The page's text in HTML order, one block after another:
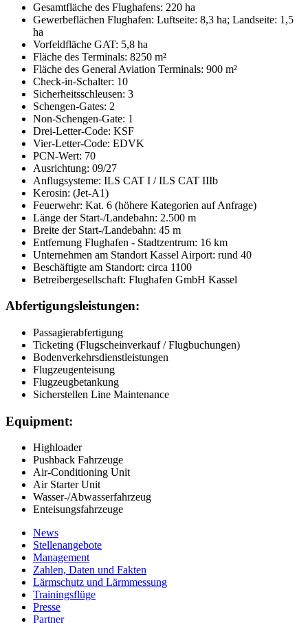
Gesamtfläche des Flughafens: 220 ha
Gewerbeflächen Flughafen: Luftseite: 8,3 ha; Landseite: 1,5
ha
Vorfeldfläche GAT: 5,8 ha
Fläche des Terminals: 8250 m²
Fläche des General Aviation Terminals: 900 m²
Check-in-Schalter: 10
Sicherheitsschleusen: 3
Schengen-Gates: 2
Non-Schengen-Gate: 1
Drei-Letter-Code: KSF
Vier-Letter-Code: EDVK
PCN-Wert: 70
Ausrichtung: 09/27
Anflugsysteme: ILS CAT I / ILS CAT IIIb
Kerosin: (Jet-A1)
Feuerwehr: Kat. 6 (höhere Kategorien auf Anfrage)
Länge der Start-/Landebahn: 2.500 m
Breite der Start-/Landebahn: 45 m
Entfernung Flughafen - Stadtzentrum: 16 km
Unternehmen am Standort Kassel Airport: rund 40
Beschäftigte am Standort: circa 1100
Betreibergesellschaft: Flughafen GmbH Kassel
Abfertigungsleistungen:
Passagierabfertigung
Ticketing (Flugscheinverkauf / Flugbuchungen)
Bodenverkehrsdienstleistungen
Flugzeugenteisung
Flugzeugbetankung
Sicherstellen Line Maintenance
Equipment:
Highloader
Pushback Fahrzeuge
Air-Conditioning Unit
Air Starter Unit
Wasser-/Abwasserfahrzeug
Enteisungsfahrzeuge
News
Stellenangebote
Management
Zahlen, Daten und Fakten
Lärmschutz und Lärmmessung
Trainingsflüge
Presse
Partner